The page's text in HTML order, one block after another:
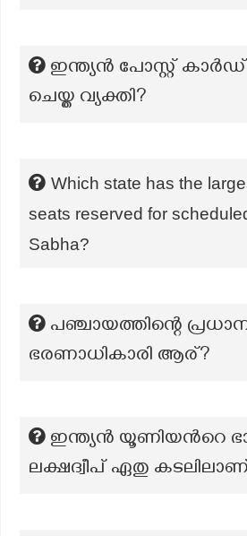
ഇന്ത്യൻ പോസ്റ്റ്
ചെയ്ത വ്യക്തി?
Which state has the
seats reserved for
Sabha?
പഞ്ചായത്തിന്റെ
ഭരണാധികാരി ആര്?
ഇന്ത്യൻ യൂണിയൻറെ
ലക്ഷദ്വീപ് ഏതു